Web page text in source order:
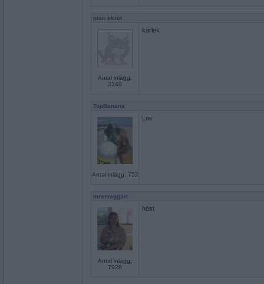
pion ekrot
Antal inlägg:
3340
kärlek
TopBanana
Antal inlägg: 752
Löv
mrsmaggart
Antal inlägg:
7928
höst